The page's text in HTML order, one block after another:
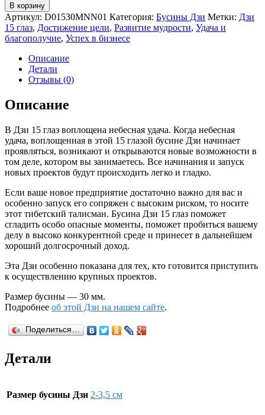
В корзину
Артикул: D01530MNN01 Категория: Бусины Дзи Метки: Дзи
15 глаз, Достижение цели, Развитие мудрости, Удача и
благополучие, Успех в бизнесе
Описание
Детали
Отзывы (0)
Описание
В Дзи 15 глаз воплощена небесная удача. Когда небесная
удача, воплощенная в этой 15 глазой бусине Дзи начинает
проявляться, возникают и открываются новые возможности в
том деле, котором вы занимаетесь. Все начинания и запуск
новых проектов будут происходить легко и гладко.
Если ваше новое предприятие достаточно важно для вас и
особенно запуск его сопряжен с высоким риском, то носите
этот тибетский талисман. Бусина Дзи 15 глаз поможет
сгладить особо опасные моменты, поможет пробиться вашему
делу в высоко конкурентной среде и принесет в дальнейшем
хороший долгосрочный доход.
Эта Дзи особенно показана для тех, кто готовится приступить
к осуществлению крупных проектов.
Размер бусины — 30 мм.
Подробнее об этой Дзи на нашем сайте.
Поделиться…
Детали
Размер бусины Дзи 2-3,5 см